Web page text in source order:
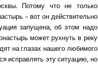
Потому что не только
– вот он действительно
запущена, об этом надо
может рухнуть в реку
на глазах нашего любимого
исправлять эту ситуацию, но